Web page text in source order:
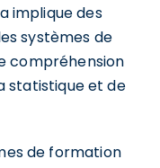
implique des
systèmes de
compréhension
statistique et de
de formation